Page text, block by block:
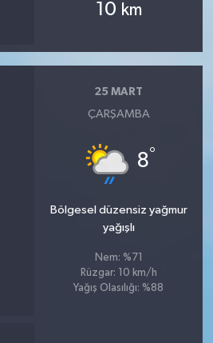
10 km
25 MART
ÇARŞAMBA
8°
Bölgesel düzensiz yağmur
yağışlı
Nem: %71
Rüzgar: 10 km/h
Yağış Olasılığı: %88